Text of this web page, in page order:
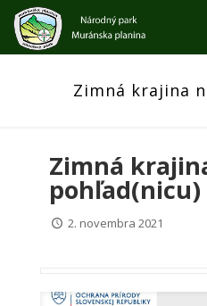
Zimná krajina
Zimná
pohľad(nicu)
2. novembra 2021